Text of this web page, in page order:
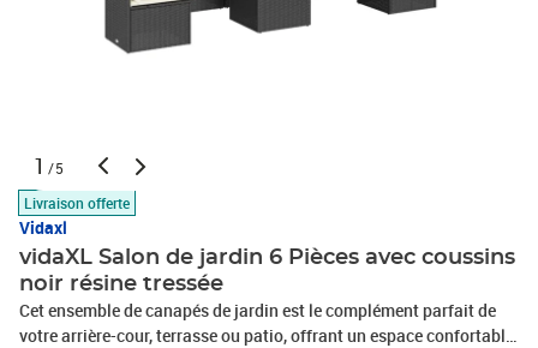
1 /5
Livraison offerte
Vidaxl
vidaXL Salon de jardin 6 Pièces avec coussins
noir résine tressée
Cet ensemble de canapés de jardin est le complément parfait de
votre arrière-cour, terrasse ou patio, offrant un espace confortable